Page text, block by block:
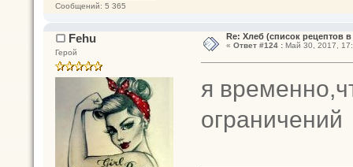
Сообщений: 5 365
Fehu
Герой
Re: Хлеб (список рецептов
« Ответ #124 :Май 30, 2017,
я